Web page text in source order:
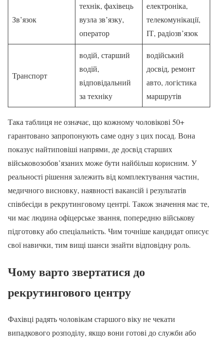
Зв’язок
технік, фахівець
вузла зв’язку,
оператор
електроніка,
телекомунікації,
ІТ, радіозв’язок
Транспорт
водій, старший
водій,
відповідальний
за техніку
водійський
досвід, ремонт
авто, логістика
маршрутів
Така таблиця не означає, що кожному чоловікові 50+
гарантовано запропонують саме одну з цих посад. Вона
показує найтиповіші напрями, де досвід старших
військовозобов’язаних може бути найбільш корисним. У
реальності рішення залежить від комплектування частин,
медичного висновку, наявності вакансій і результатів
співбесіди в рекрутинговому центрі. Також значення має те,
чи має людина офіцерське звання, попередню військову
підготовку або спеціальність. Чим точніше кандидат описує
свої навички, тим вищі шанси знайти відповідну роль.
Чому варто звертатися до
рекрутингового центру
Фахівці радять чоловікам старшого віку не чекати
випадкового розподілу, якщо вони готові до служби або